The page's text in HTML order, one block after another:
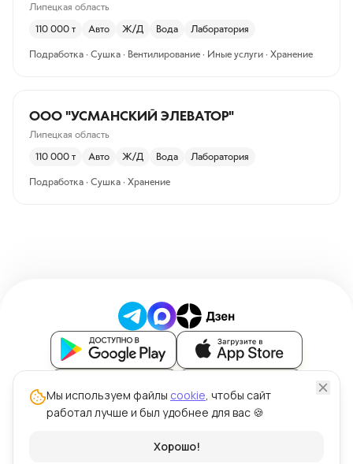
Мы используем файлы cookie, чтобы сайт
работал лучше и был удобнее для вас 🍪
Хорошо!
Липецкая область
110 000 т Авто Ж/Д Вода Лаборатория
Подработка · Сушка · Вентилирование · Иные услуги · Хранение
ООО "УСМАНСКИЙ ЭЛЕВАТОР"
Липецкая область
110 000 т Авто Ж/Д Вода Лаборатория
Подработка · Сушка · Хранение
Блог
Политика обработки персональных данных
© ООО "Силк" 2026 | Цена Зерна™